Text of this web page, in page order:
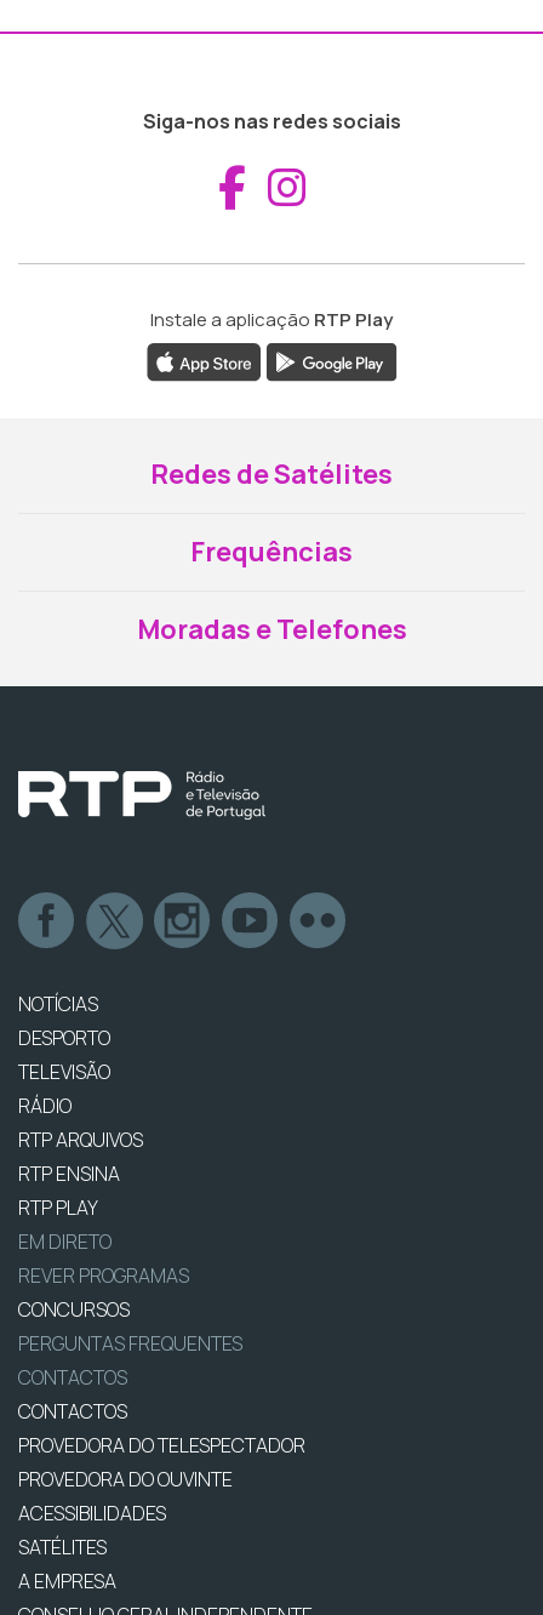
Siga-nos nas redes sociais
Aceder ao
Instale a aplicação RTP Play
Redes de Satélites
Frequências
Moradas e Telefones
NOTÍCIAS
DESPORTO
TELEVISÃO
RÁDIO
RTP ARQUIVOS
RTP ENSINA
RTP PLAY
EM DIRETO
REVER PROGRAMAS
CONCURSOS
PERGUNTAS FREQUENTES
CONTACTOS
CONTACTOS
PROVEDORA DO TELESPECTADOR
PROVEDORA DO OUVINTE
ACESSIBILIDADES
SATÉLITES
A EMPRESA